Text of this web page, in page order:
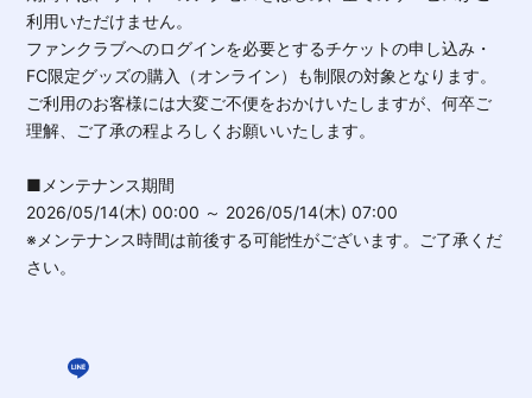
利用いただけません。
ファンクラブへのログインを必要とするチケットの申し込み・
FC限定グッズの購入（オンライン）も制限の対象となります。
ご利用のお客様には大変ご不便をおかけいたしますが、何卒ご
理解、ご了承の程よろしくお願いいたします。
■メンテナンス期間
2026/05/14(木) 00:00 ～ 2026/05/14(木) 07:00
※メンテナンス時間は前後する可能性がございます。ご了承くだ
さい。